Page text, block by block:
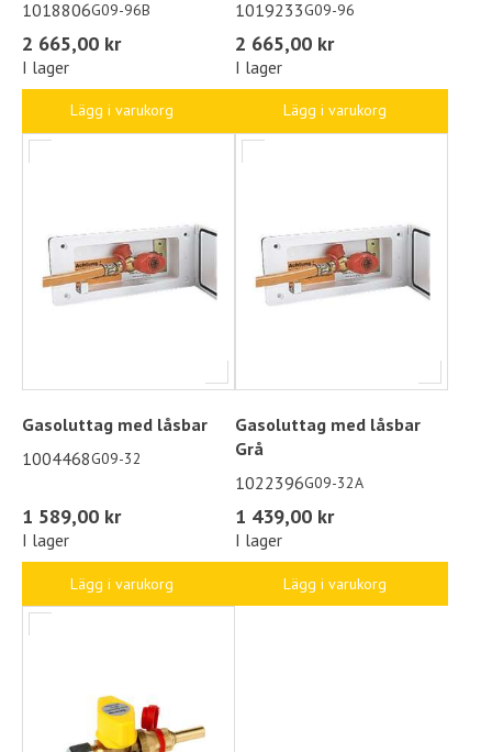
1018806G09-96B
2 665,00 kr
I lager
Lägg i varukorg
1019233G09-96
2 665,00 kr
I lager
Lägg i varukorg
Gasoluttag med låsbar
1004468G09-32
1 589,00 kr
I lager
Lägg i varukorg
Gasoluttag med låsbar
Grå
1022396G09-32A
1 439,00 kr
I lager
Lägg i varukorg